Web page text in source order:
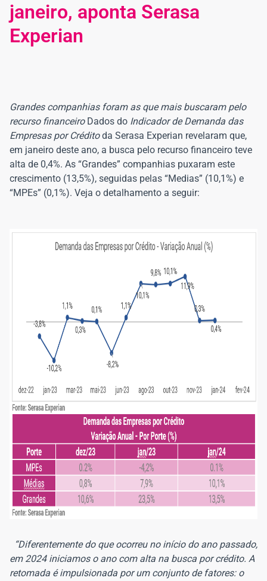
janeiro, aponta Serasa
Experian
Grandes companhias foram as que mais buscaram pelo
recurso financeiroDados do Indicador de Demanda das
Empresas por Créditoda Serasa Experian revelaram que,
em janeiro deste ano, a busca pelo recurso financeiro teve
alta de 0,4%. As “Grandes” companhias puxaram este
crescimento (13,5%), seguidas pelas “Medias” (10,1%) e
“MPEs” (0,1%). Veja o detalhamento a seguir:
“Diferentemente do que ocorreu no início do ano passado,
em 2024 iniciamos o ano com alta na busca por crédito. A
retomada é impulsionada por um conjunto de fatores: o